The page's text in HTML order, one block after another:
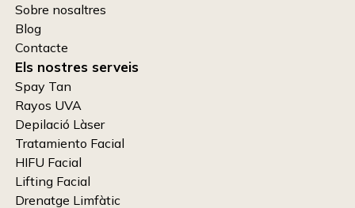
Sobre nosaltres
Blog
Contacte
Els nostres serveis
Spay Tan
Rayos UVA
Depilació Làser
Tratamiento Facial
HIFU Facial
Lifting Facial
Drenatge Limfàtic